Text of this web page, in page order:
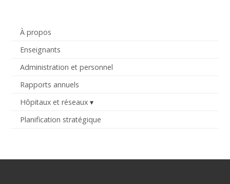
À propos
Enseignants
Administration et personnel
Rapports annuels
Hôpitaux et réseaux
Planification stratégique